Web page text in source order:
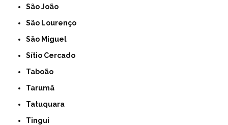
São João
São Lourenço
São Miguel
Sítio Cercado
Taboão
Tarumã
Tatuquara
Tingui